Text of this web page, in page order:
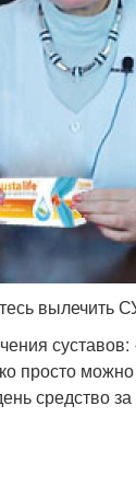
вылечить
просто
средство